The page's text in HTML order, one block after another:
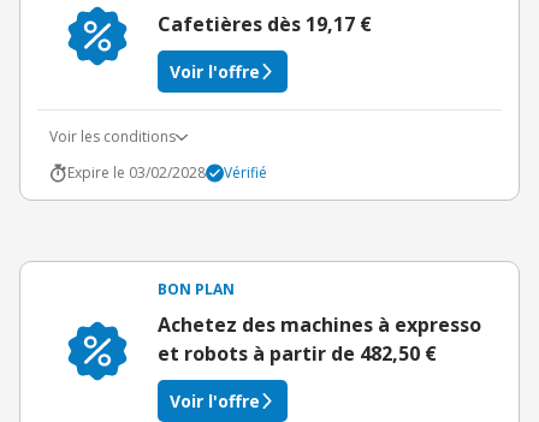
Cafetières dès 19,17 €
Voir l'offre
Voir les conditions
Expire le 03/02/2028
Vérifié
BON PLAN
Achetez des machines à expresso
et robots à partir de 482,50 €
Voir l'offre